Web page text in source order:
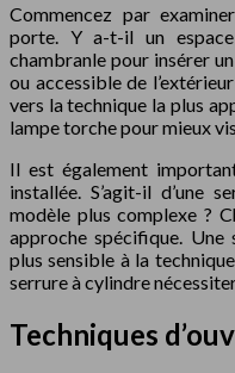
Commencez par
porte. Y a-t-il un
chambranle pour insérer
ou accessible de
vers la technique la plus
lampe torche pour mieux
Il est également
installée. S’agit-il d’une
modèle plus complexe ?
approche spécifique. Une
plus sensible à la
serrure à cylindre
Techniques